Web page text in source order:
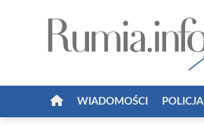
WIADOMOŚCI POLICJA